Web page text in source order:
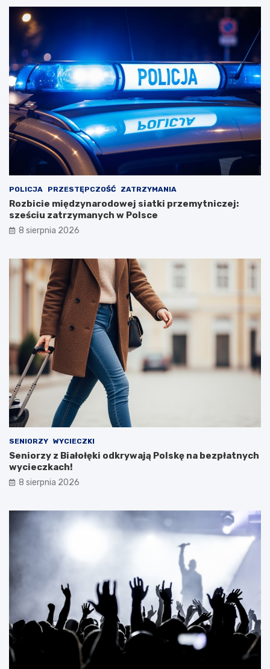
POLICJA PRZESTĘPCZOŚĆ ZATRZYMANIA
Rozbicie międzynarodowej siatki przemytniczej:
sześciu zatrzymanych w Polsce
8 sierpnia 2026
SENIORZY WYCIECZKI
Seniorzy z Białołęki odkrywają Polskę na bezpłatnych
wycieczkach!
8 sierpnia 2026